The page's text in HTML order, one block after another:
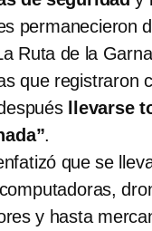
permanecieron
Ruta de la
que registraron
llevarse
.
que se
y hasta